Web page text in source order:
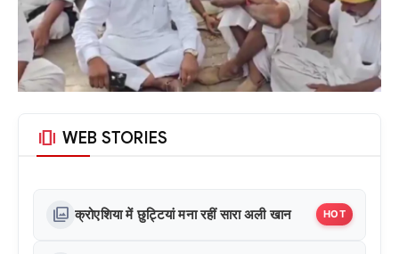
amp_stories WEB STORIES
photo_library क्रोएशिया में छुट्टियां मना रहीं सारा अली खान HOT